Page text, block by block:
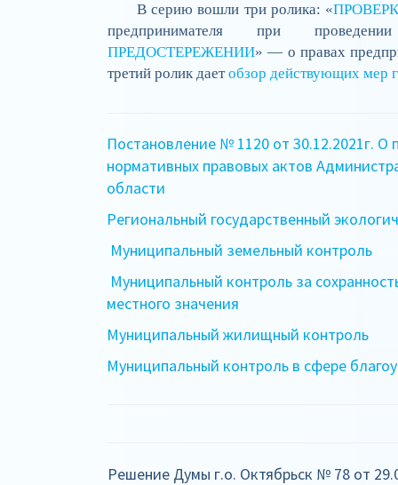
В серию вошли три ролика: «
предпринимателя при
ПРЕДОСТЕРЕЖЕНИИ» — о правах
третий ролик даетобзор действующих мер
Постановление № 1120 от 30.12.2021г.
нормативных правовых актов
области
Региональный государственный
Муниципальный земельный контроль
Муниципальный контроль за
местного значения
Муниципальный жилищный контроль
Муниципальный контроль в сфере
Решение Думы г.о. Октябрьск № 78 от